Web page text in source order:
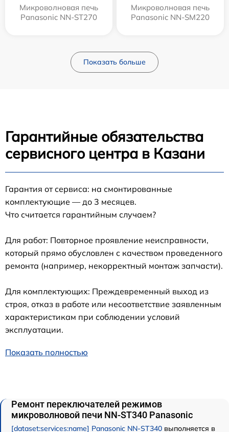
Микроволновая печь
Panasonic NN-ST270
Микроволновая печь
Panasonic NN-SM220
Показать больше
Гарантийные обязательства
сервисного центра в Казани
Гарантия от сервиса: на смонтированные
комплектующие — до 3 месяцев.
Что считается гарантийным случаем?
Для работ: Повторное проявление неисправности,
который прямо обусловлен с качеством проведенного
ремонта (например, некорректный монтаж запчасти).
Для комплектующих: Преждевременный выход из
строя, отказ в работе или несоответствие заявленным
характеристикам при соблюдении условий
эксплуатации.
Показать полностью
Ремонт переключателей режимов
микроволновой печи NN-ST340 Panasonic
[dataset:services:name] Panasonic NN-ST340 выполняется в